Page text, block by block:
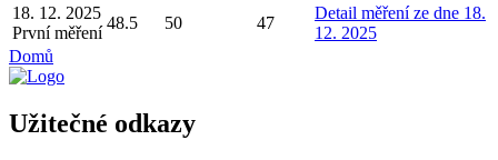
18. 12. 2025
První měření
48.5 50 47
Detail měření ze dne 18.
12. 2025
Domů
Užitečné odkazy